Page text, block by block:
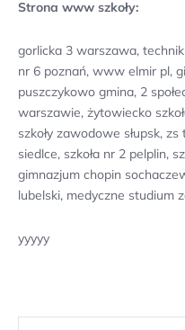
Strona www szkoły:
gorlicka 3 warszawa,
nr 6 poznań, www elmir pl,
puszczykowo gmina, 2
warszawie, żytowiecko
szkoły zawodowe słupsk,
siedlce, szkoła nr 2 pelplin,
gimnazjum chopin
lubelski, medyczne studium
yyyyy